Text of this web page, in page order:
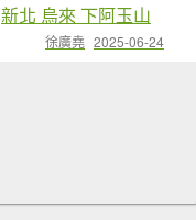
新北 烏來 下阿玉山
徐廣堯 2025-06-24